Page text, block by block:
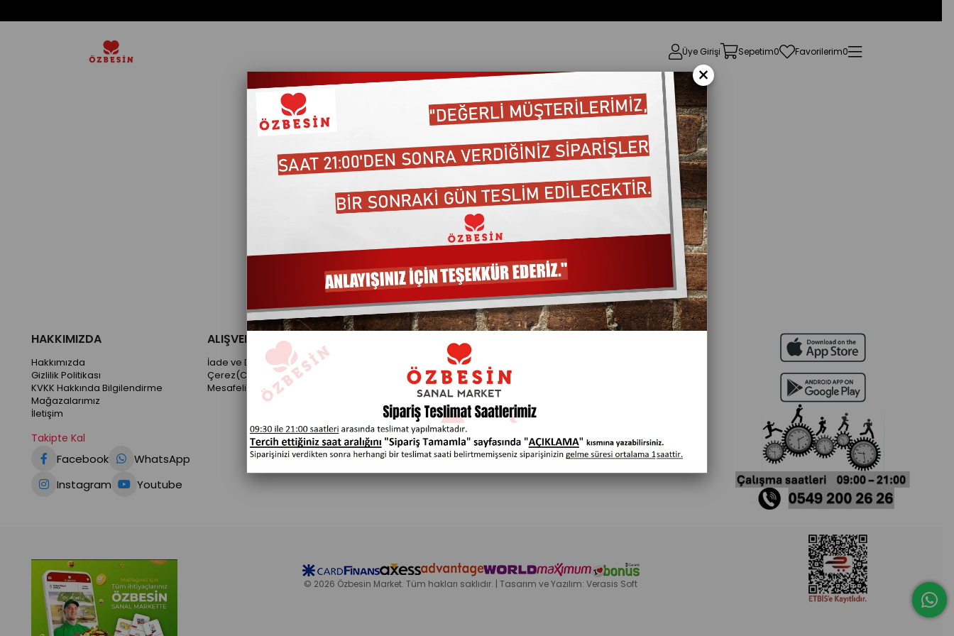
Üye Girişi Sepetim0 Favorilerim0
HAKKIMIZDA
Hakkımızda
Gizlilik Politikası
KVKK Hakkında Bilgilendirme
Mağazalarımız
İletişim
Takipte Kal
Facebook
WhatsApp
Instagram
Youtube
ALIŞVERİŞ BİLGİLERİ
İade ve Değişim Koşulları
Çerez(Cookie) Kullanımı
Mesafeli Satış Sözleşmesi
BİLGİLENDİRME
Teslimat Koşulları
Güvenli Alışveriş
Üyelik İşlemleri
Garanti Şartları
© 2026 Özbesin Market. Tüm hakları saklıdır. | Tasarım ve Yazılım: Verasis Soft
×